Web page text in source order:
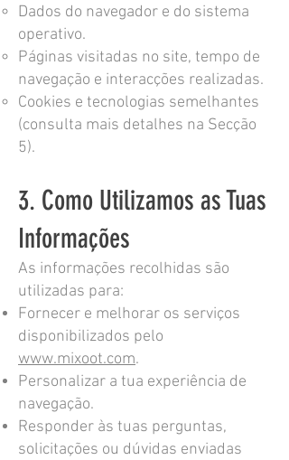
Dados do navegador e do sistema
operativo.
Páginas visitadas no site, tempo de
navegação e interacções realizadas.
Cookies e tecnologias semelhantes
(consulta mais detalhes na Secção
5).
3. Como Utilizamos as Tuas
Informações
As informações recolhidas são
utilizadas para:
Fornecer e melhorar os serviços
disponibilizados pelo
www.mixoot.com.
Personalizar a tua experiência de
navegação.
Responder às tuas perguntas,
solicitações ou dúvidas enviadas